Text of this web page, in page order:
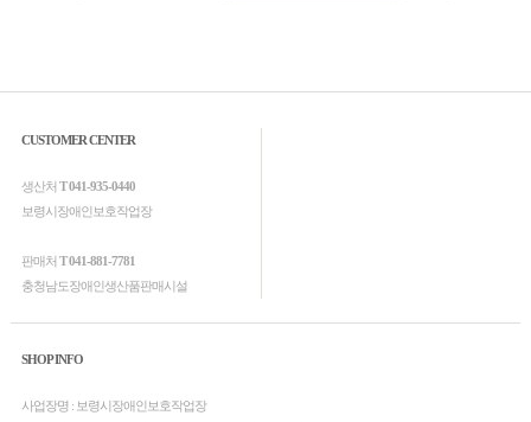
CUSTOMER CENTER
생산처 T 041-935-0440
보령시장애인보호작업장
판매처 T 041-881-7781
충청남도장애인생산품판매시설
SHOP INFO
사업장명 : 보령시장애인보호작업장